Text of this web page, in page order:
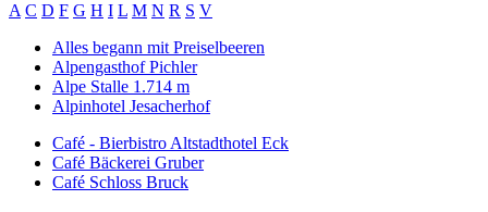
A C D F G H I L M N R S V
Alles begann mit Preiselbeeren
Alpengasthof Pichler
Alpe Stalle 1.714 m
Alpinhotel Jesacherhof
Café - Bierbistro Altstadthotel Eck
Café Bäckerei Gruber
Café Schloss Bruck